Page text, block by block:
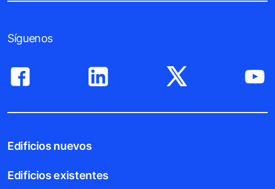
Síguenos
Edificios nuevos
Edificios existentes